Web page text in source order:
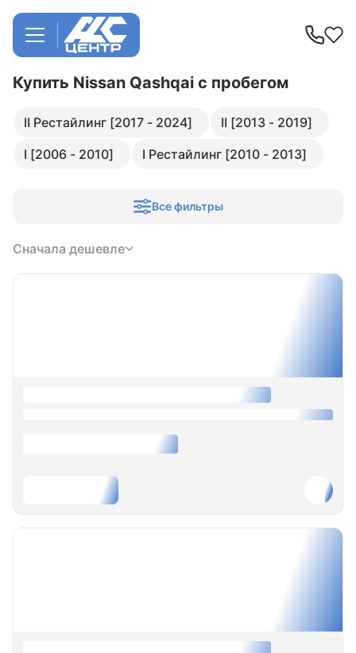
Купить Nissan Qashqai с пробегом
II Рестайлинг [2017 - 2024]
II [2013 - 2019]
I [2006 - 2010]
I Рестайлинг [2010 - 2013]
Все фильтры
Сначала дешевле